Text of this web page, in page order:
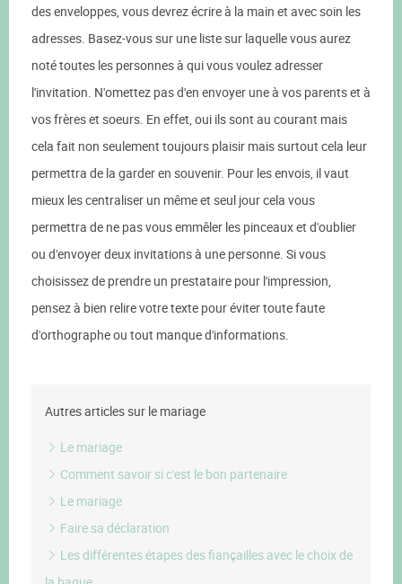
des enveloppes, vous devrez écrire à la main et avec soin les
adresses. Basez-vous sur une liste sur laquelle vous aurez
noté toutes les personnes à qui vous voulez adresser
l'invitation. N'omettez pas d'en envoyer une à vos parents et à
vos frères et soeurs. En effet, oui ils sont au courant mais
cela fait non seulement toujours plaisir mais surtout cela leur
permettra de la garder en souvenir. Pour les envois, il vaut
mieux les centraliser un même et seul jour cela vous
permettra de ne pas vous emmêler les pinceaux et d'oublier
ou d'envoyer deux invitations à une personne. Si vous
choisissez de prendre un prestataire pour l'impression,
pensez à bien relire votre texte pour éviter toute faute
d'orthographe ou tout manque d'informations.
Autres articles sur le mariage
Le mariage
Comment savoir si c'est le bon partenaire
Le mariage
Faire sa déclaration
Les différentes étapes des fiançailles avec le choix de